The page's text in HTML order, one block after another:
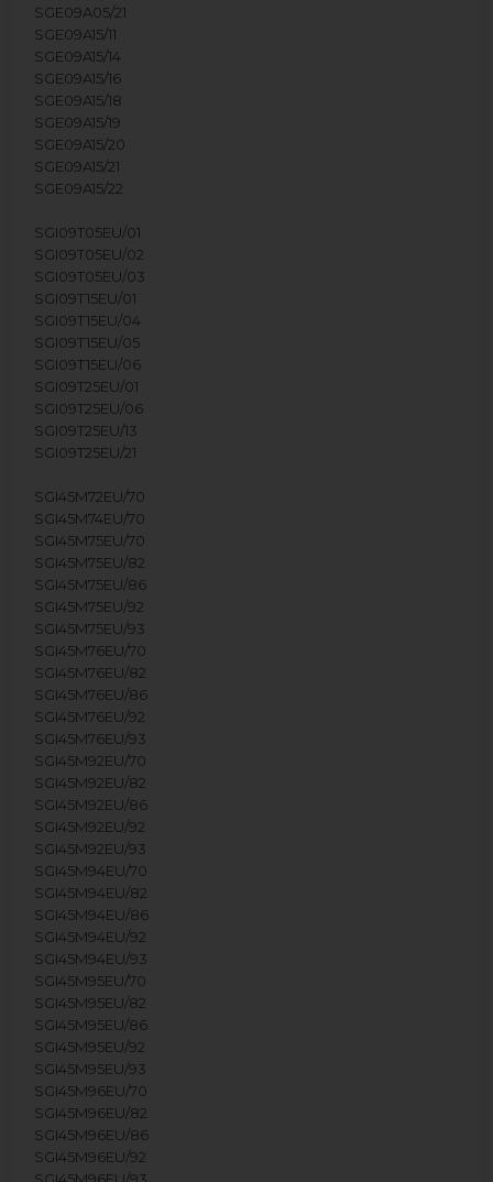
SGE09A05/21
SGE09A15/11
SGE09A15/14
SGE09A15/16
SGE09A15/18
SGE09A15/19
SGE09A15/20
SGE09A15/21
SGE09A15/22
SGI09T05EU/01
SGI09T05EU/02
SGI09T05EU/03
SGI09T15EU/01
SGI09T15EU/04
SGI09T15EU/05
SGI09T15EU/06
SGI09T25EU/01
SGI09T25EU/06
SGI09T25EU/13
SGI09T25EU/21
SGI45M72EU/70
SGI45M74EU/70
SGI45M75EU/70
SGI45M75EU/82
SGI45M75EU/86
SGI45M75EU/92
SGI45M75EU/93
SGI45M76EU/70
SGI45M76EU/82
SGI45M76EU/86
SGI45M76EU/92
SGI45M76EU/93
SGI45M92EU/70
SGI45M92EU/82
SGI45M92EU/86
SGI45M92EU/92
SGI45M92EU/93
SGI45M94EU/70
SGI45M94EU/82
SGI45M94EU/86
SGI45M94EU/92
SGI45M94EU/93
SGI45M95EU/70
SGI45M95EU/82
SGI45M95EU/86
SGI45M95EU/92
SGI45M95EU/93
SGI45M96EU/70
SGI45M96EU/82
SGI45M96EU/86
SGI45M96EU/92